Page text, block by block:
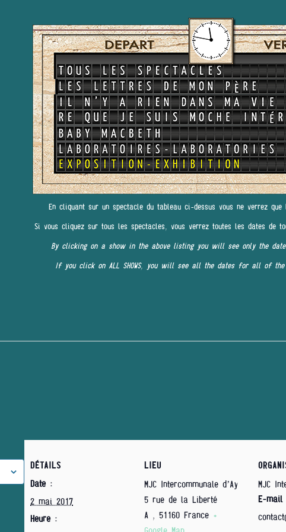
En cliquant sur un spectacle du tableau ci-dessus vous ne verrez
Si vous cliquez sur tous les spectacles, vous verrez toutes les dates de
By clicking on a show in the above listing you will see only the
If you click on ALL SHOWS, you will see all the dates for all of
DÉTAILS
Date :
2 mai 2017
Heure :
LIEU
MJC Intercommunale d’Ay
5 rue de la Liberté
Aÿ , 51160 France +
MJC
E-mail